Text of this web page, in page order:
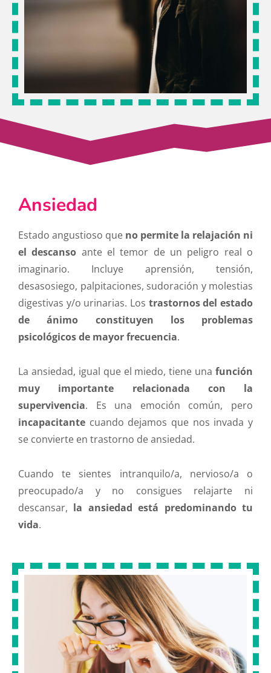
Ansiedad
Estado angustioso que no permite la relajación ni
el descanso ante el temor de un peligro real o
imaginario. Incluye aprensión, tensión,
desasosiego, palpitaciones, sudoración y molestias
digestivas y/o urinarias. Los trastornos del estado
de ánimo constituyen los problemas
psicológicos de mayor frecuencia.
La ansiedad, igual que el miedo, tiene una función
muy importante relacionada con la
supervivencia. Es una emoción común, pero
incapacitante cuando dejamos que nos invada y
se convierte en trastorno de ansiedad.
Cuando te sientes intranquilo/a, nervioso/a o
preocupado/a y no consigues relajarte ni
descansar, la ansiedad está predominando tu
vida.